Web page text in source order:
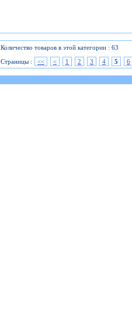
Количество товаров в этой категории : 63
Страницы :
<< < 1 2 3 4 5 6